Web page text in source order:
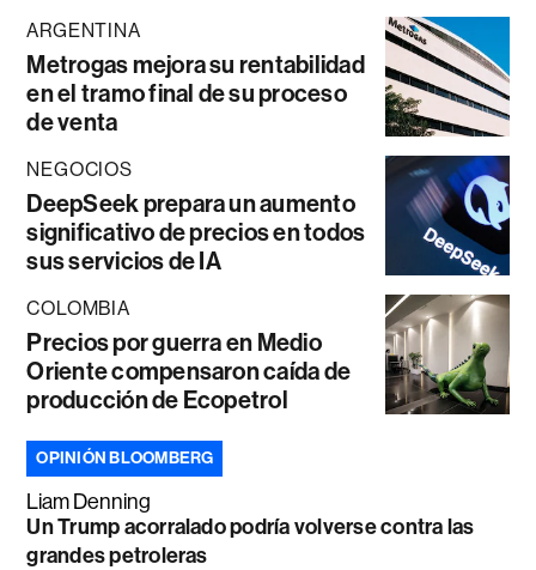
ARGENTINA
Metrogas mejora su rentabilidad
en el tramo final de su proceso
de venta
NEGOCIOS
DeepSeek prepara un aumento
significativo de precios en todos
sus servicios de IA
COLOMBIA
Precios por guerra en Medio
Oriente compensaron caída de
producción de Ecopetrol
OPINIÓN BLOOMBERG
Liam Denning
Un Trump acorralado podría volverse contra las
grandes petroleras